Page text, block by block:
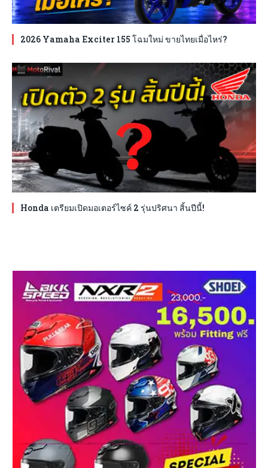
2026 Yamaha Exciter 155 โฉมใหม่ ขายไทยเมื่อไหร่?
Honda เตรียมเปิดมอเตอร์ไซค์ 2 รุ่นปริศนา สิ้นปีนี้!